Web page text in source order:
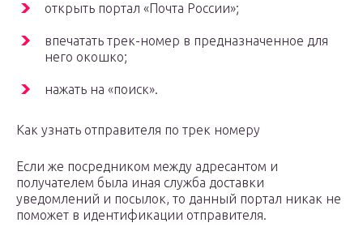
открыть портал «Почта России»;
впечатать трек-номер в предназначенное для
него окошко;
нажать на «поиск».
Как узнать отправителя по трек номеру
Если же посредником между адресантом и
получателем была иная служба доставки
уведомлений и посылок, то данный портал никак не
поможет в идентификации отправителя.